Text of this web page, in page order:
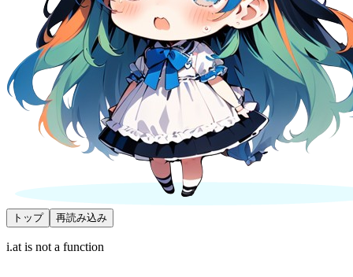
トップ 再読み込み
i.at is not a function